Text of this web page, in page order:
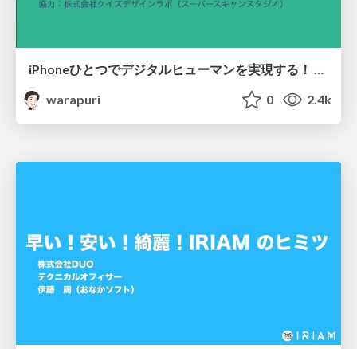
iPhoneひとつでデジタルヒューマンを実現する！ 「Emotional LipSync」のヒミツ
warapuri
0 2.4k